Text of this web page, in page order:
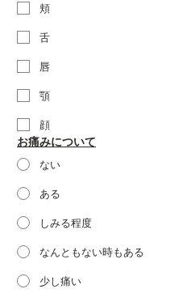
頬
舌
唇
顎
顔
お痛みについて
ない
ある
しみる程度
なんともない時もある
少し痛い